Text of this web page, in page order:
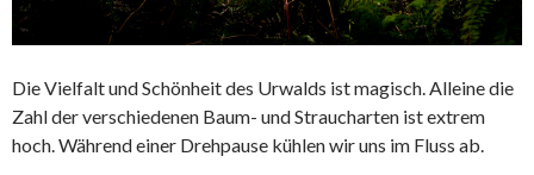
Die Vielfalt und Schönheit des Urwalds ist magisch. Alleine die
Zahl der verschiedenen Baum- und Straucharten ist extrem
hoch. Während einer Drehpause kühlen wir uns im Fluss ab.